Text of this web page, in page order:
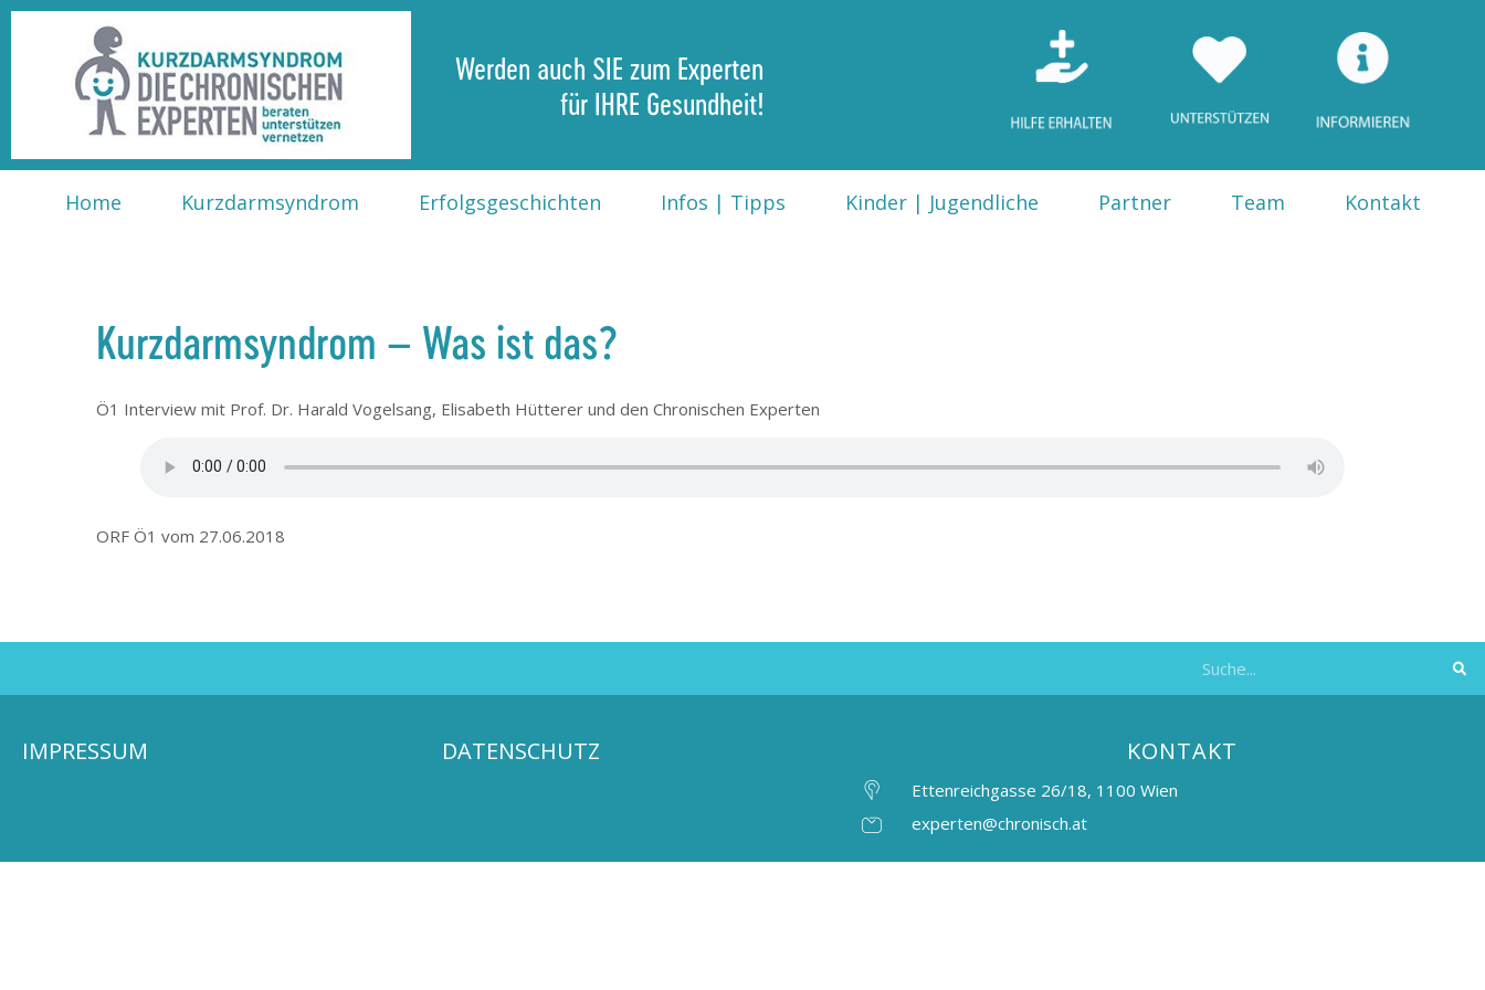
Werden auch SIE zum Experten
für IHRE Gesundheit!
Home Kurzdarmsyndrom Erfolgsgeschichten Infos | Tipps Kinder | Jugendliche Partner Team Kontakt
Kurzdarmsyndrom – Was ist das?
Ö1 Interview mit Prof. Dr. Harald Vogelsang, Elisabeth Hütterer und den Chronischen Experten
ORF Ö1 vom 27.06.2018
IMPRESSUM DATENSCHUTZ KONTAKT
Ettenreichgasse 26/18, 1100 Wien
experten@chronisch.at